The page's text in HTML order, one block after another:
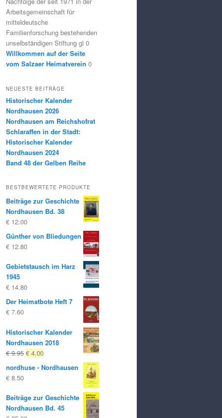
Arbeitsgemeinschaft für
mitteldeutsche
Familienforschung bestehenden
unselbständigen Stiftung gl 0
Willkommen auf der Seite
vom Salzaer Heimatverein 0
NEUESTE BEITRÄGE
Historischer Kalender
Nordhausen 2026
Nordhausen am Reichshofrat
Schlaraffen in der Stadt:
Historischer Kalender
Nordhausen 2024
Band 48 der Gelben Reihe
BESTBEWERTETE PRODUKTE
Beiträge zur Geschichte
Nordhausen Bd. 38
€ 12.00
Günther von Bliedungen
€ 12.80
Gebietstausch im Harz
1945
€ 14.80
Der Heimatbote Heft 7
€ 7.60
Historischer Kalender
Nordhausen 2018
€9.95 Ursprünglicher
war:
€ 4.00Aktueller
ist:
nordhuse - Nordhausen
€ 8.50
Beiträge zur Geschichte
Nordhausen Bd. 45